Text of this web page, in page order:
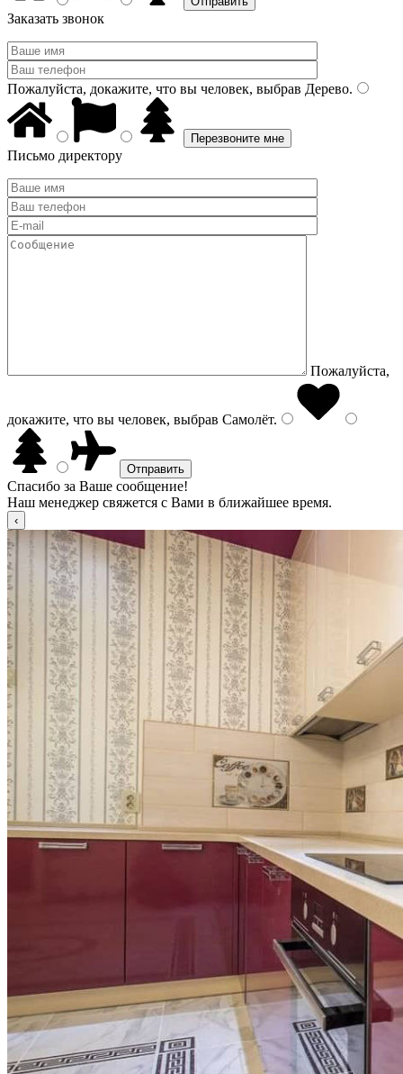
Заказать звонок
Пожалуйста, докажите, что вы человек, выбрав Дерево.
Письмо директору
Пожалуйста,
докажите, что вы человек, выбрав Самолёт.
Спасибо за Ваше сообщение!
Наш менеджер свяжется с Вами в ближайшее время.